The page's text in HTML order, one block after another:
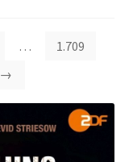
…
1.709
→